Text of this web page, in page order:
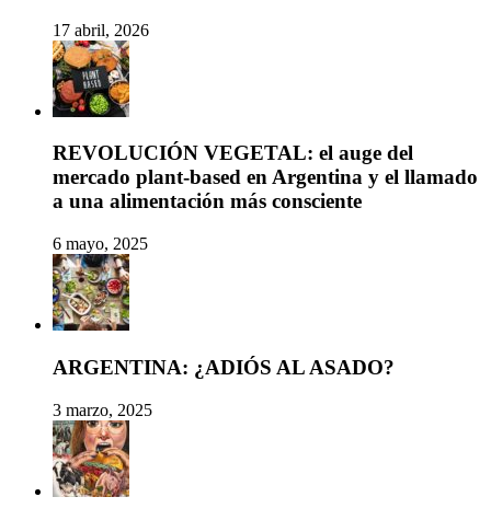
17 abril, 2026
REVOLUCIÓN VEGETAL: el auge del
mercado plant-based en Argentina y el llamado
a una alimentación más consciente
6 mayo, 2025
ARGENTINA: ¿ADIÓS AL ASADO?
3 marzo, 2025